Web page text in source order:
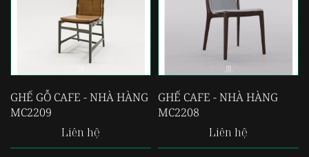
GHẾ GỖ CAFE - NHÀ HÀNG
MC2209
Liên hệ
GHẾ CAFE - NHÀ HÀNG
MC2208
Liên hệ